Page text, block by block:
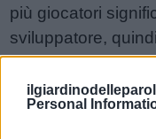
Personal
più giocatori
sviluppatore,
Non riesci ancora
Lascia un
felici di aiutarti!